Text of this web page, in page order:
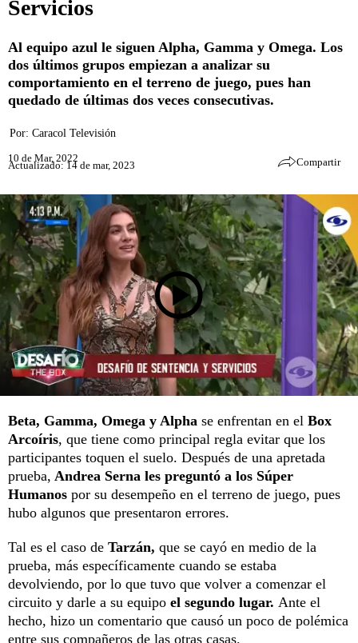
Servicios
Al equipo azul le siguen Alpha, Gamma y Omega. Los
dos últimos grupos empiezan a analizar su
comportamiento en el terreno de juego, pues han
quedado de últimas dos veces consecutivas.
Por: Caracol Televisión
10 de Mar, 2022
Actualizado: 14 de mar, 2023 Compartir
Beta, Gamma, Omega y Alpha se enfrentan en el Box
Arcoíris, que tiene como principal regla evitar que los
participantes toquen el suelo. Después de una apretada
prueba, Andrea Serna les preguntó a los Súper
Humanos por su desempeño en el terreno de juego, pues
hubo algunos que presentaron errores.
Tal es el caso de Tarzán, que se cayó en medio de la
prueba, más específicamente cuando se estaba
devolviendo, por lo que tuvo que volver a comenzar el
circuito y darle a su equipo el segundo lugar. Ante el
hecho, hizo un comentario que causó un poco de polémica
entre sus compañeros de las otras casas.